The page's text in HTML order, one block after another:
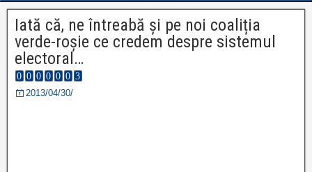
Iată că, ne întreabă și pe noi coaliția
verde-roșie ce credem despre sistemul
electoral…
2013/04/30/